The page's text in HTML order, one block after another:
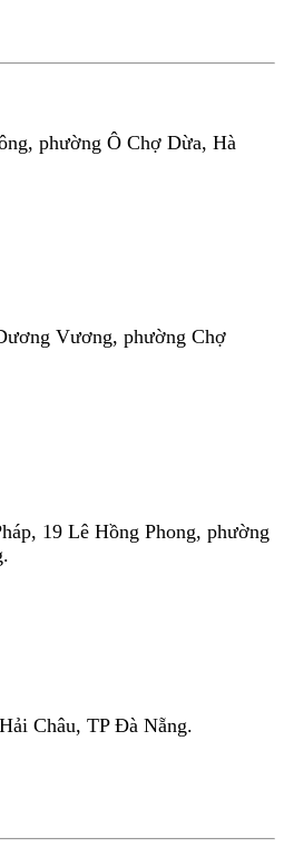
phường Ô Chợ Dừa, Hà
Vương, phường Chợ
19 Lê Hồng Phong, phường
Châu, TP Đà Nẵng.